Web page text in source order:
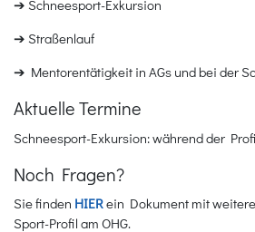
➔ Schneesport-Exkursion
➔ Straßenlauf
➔ Mentorentätigkeit in AGs und bei der
Aktuelle Termine
Schneesport-Exkursion: während der
Noch Fragen?
Sie finden HIERein Dokument mit
Sport-Profil am OHG.